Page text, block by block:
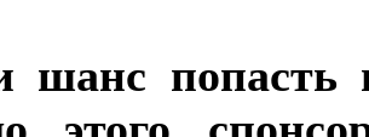
шанс попасть